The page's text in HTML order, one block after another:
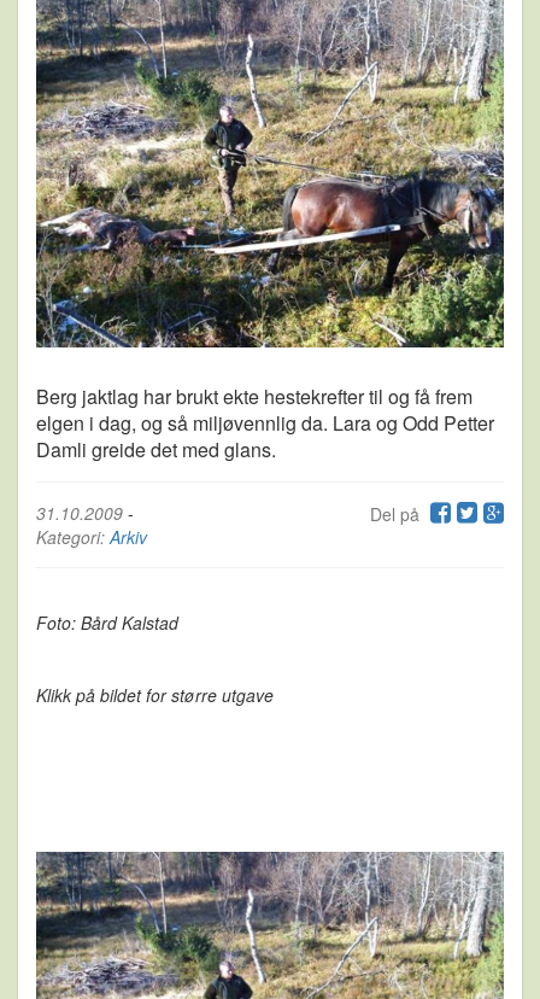
Berg jaktlag har brukt ekte hestekrefter til og få frem
elgen i dag, og så miljøvennlig da. Lara og Odd Petter
Damli greide det med glans.
Del på
31.10.2009 -
Kategori: Arkiv
Foto: Bård Kalstad
Klikk på bildet for større utgave